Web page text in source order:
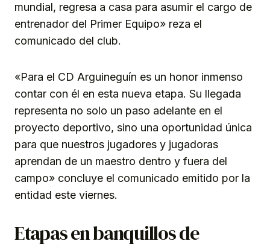
mundial, regresa a casa para asumir el cargo de
entrenador del Primer Equipo» reza el
comunicado del club.
«Para el CD Arguineguín es un honor inmenso
contar con él en esta nueva etapa. Su llegada
representa no solo un paso adelante en el
proyecto deportivo, sino una oportunidad única
para que nuestros jugadores y jugadoras
aprendan de un maestro dentro y fuera del
campo» concluye el comunicado emitido por la
entidad este viernes.
Etapas en banquillos de